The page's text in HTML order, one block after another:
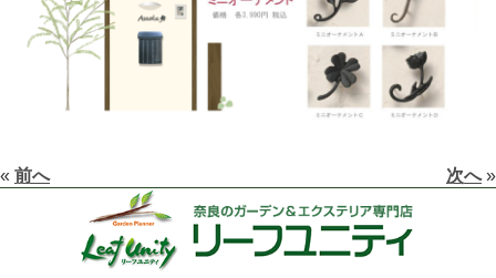
« 前へ 次へ»